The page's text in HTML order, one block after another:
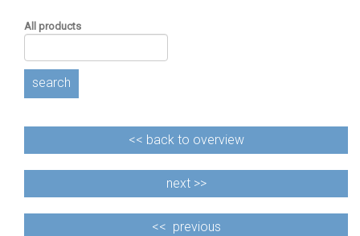
All products
search
<< back to overview
next >>
<< previous